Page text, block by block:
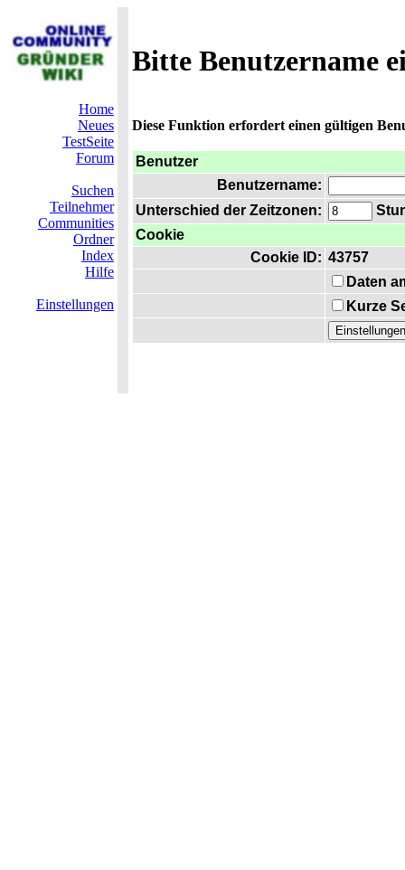
Bitte Benutzername
Home
Neues
TestSeite
Forum
Suchen
Teilnehmer
Communities
Ordner
Index
Hilfe
Einstellungen
Diese Funktion erfordert einen gültigen
Benutzer
Benutzername:
Unterschied der Zeitzonen:
Cookie
Cookie ID: 43757
Daten
Kurze